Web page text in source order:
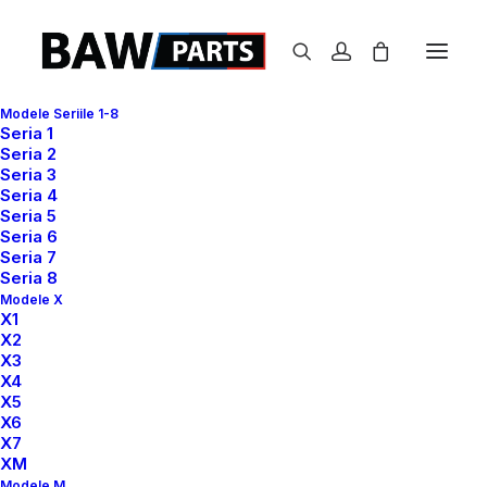
Modele Seriile 1-8
Seria 1
Seria 2
Seria 3
Seria 4
Seria 5
Seria 6
Seria 7
Seria 8
Modele X
X1
X2
X3
X4
X5
X6
X7
XM